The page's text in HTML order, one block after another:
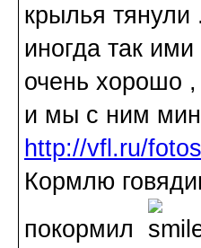
крылья
иногда так
очень хорошо ,
и мы с ним
http://vfl.ru/
Кормлю
покормил